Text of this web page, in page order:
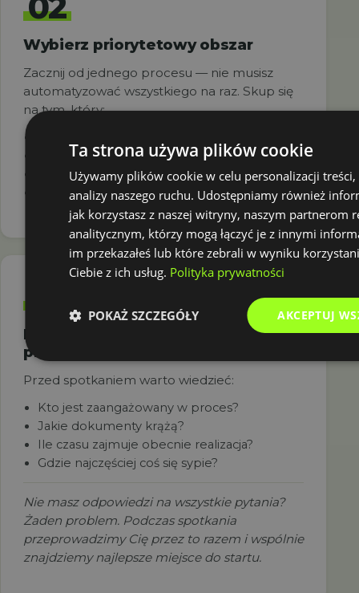
Wybierz priorytetowy obszar
Zacznij od jednego procesu — nie musisz
automatyzować wszystkiego na raz. Skup się
na tym, który:
Jest najbardziej podatny na błędy
Generuje wysokie koszty
Powoduje najwięcej frustracji u pracowników
Pomyśl o obecnym przepływie
pracy
Przed spotkaniem warto wiedzieć:
Kto jest zaangażowany w proces?
Jakie dokumenty krążą?
Ile czasu zajmuje obecnie realizacja?
Gdzie najczęściej coś się sypie?
Nie masz odpowiedzi na wszystkie pytania?
Żaden problem. Podczas spotkania
przeprowadzimy Cię przez to razem i wspólnie
znajdziemy najlepsze miejsce do startu.
Ta strona używa plików cookie
Używamy plików cookie w celu personalizacji
analizy naszego ruchu. Udostępniamy również
jak korzystasz z naszej witryny, naszym partnerom
analitycznym, którzy mogą łączyć je z innymi
im przekazałeś lub które zebrali w wyniku
Ciebie z ich usług. Polityka prywatności
AKCEPTUJ
POKAŻ SZCZEGÓŁY